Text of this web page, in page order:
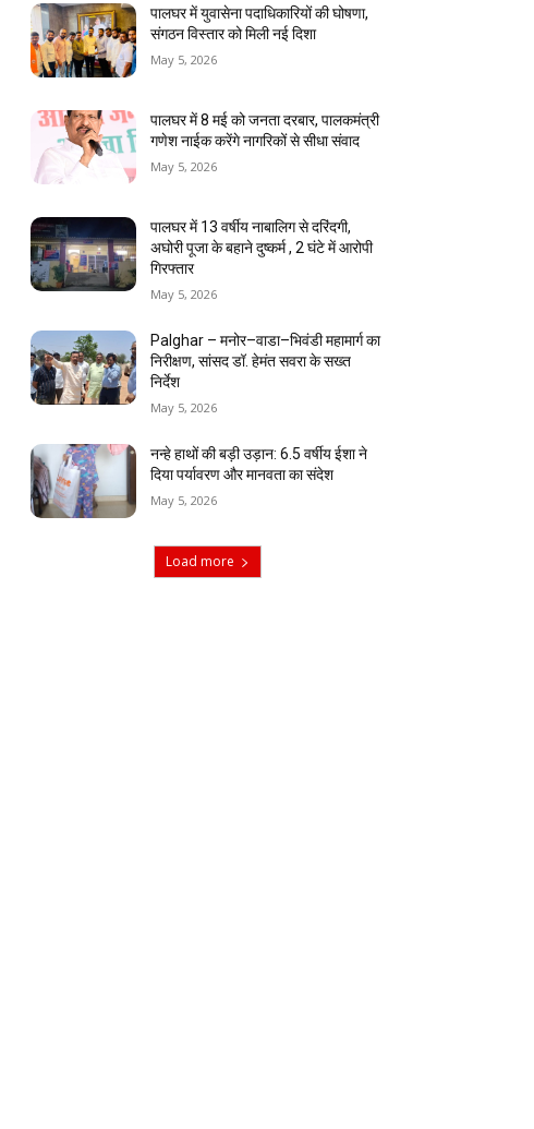
पालघर में युवासेना पदाधिकारियों की घोषणा,
संगठन विस्तार को मिली नई दिशा
May 5, 2026
पालघर में 8 मई को जनता दरबार, पालकमंत्री
गणेश नाईक करेंगे नागरिकों से सीधा संवाद
May 5, 2026
पालघर में 13 वर्षीय नाबालिग से दरिंदगी,
अघोरी पूजा के बहाने दुष्कर्म , 2 घंटे में आरोपी
गिरफ्तार
May 5, 2026
Palghar – मनोर–वाडा–भिवंडी महामार्ग का
निरीक्षण, सांसद डॉ. हेमंत सवरा के सख्त
निर्देश
May 5, 2026
नन्हे हाथों की बड़ी उड़ान: 6.5 वर्षीय ईशा ने
दिया पर्यावरण और मानवता का संदेश
May 5, 2026
Load more